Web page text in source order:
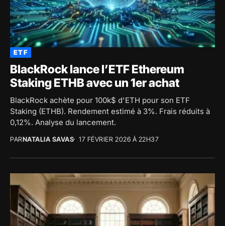
ETF
BlackRock lance l’ETF Ethereum
Staking ETHB avec un 1er achat
BlackRock achète pour 100k$ d'ETH pour son ETF
Staking (ETHB). Rendement estimé à 3%. Frais réduits à
0,12%. Analyse du lancement.
PARNATALIA SAVAS 17 FÉVRIER 2026 À 22H37